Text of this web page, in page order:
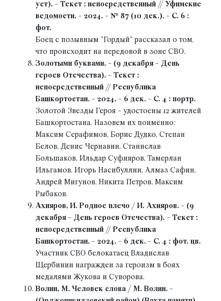
уст). - Текст : непосредственный // Уфимские
ведомости. - 2024. - № 87 (10 дек.). - С. 6 :
фот.
Боец с позывным "Гордый" рассказал о том,
что происходит на передовой в зоне СВО.
Золотыми буквами. - (9 декабря - День
героев Отечества). - Текст :
непосредственный // Республика
Башкортостан. - 2024. - 6 дек. - С. 4 : портр.
Золотой Звезды Героя - удостоены 12 жителей
Башкортостана. Назовем их поименно:
Максим Серафимов, Борис Дудко, Степан
Белов, Денис Чернавин, Станислав
Большаков, Ильдар Суфияров, Тамерлан
Ильгамов, Игорь Насибуллин, Алмаз Сафин,
Андрей Мигунов, Никита Петров, Максим
Рыбаков.
Ахияров, И. Родное плечо / И. Ахияров. - (9
декабря - День героев Отечества). - Текст :
непосредственный // Республика
Башкортостан. - 2024. - 6 дек. - С. 4 : фот. цв.
Участник СВО белокатаец Владислав
Щербинин награжден за героизм в боях
медалями Жукова и Суворова.
Волин, М. Человек слова / М. Волин. -